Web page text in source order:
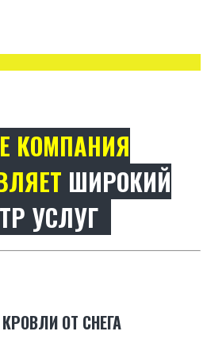
КОМПАНИЯ
ШИРОКИЙ
УСЛУГ
ОТ СНЕГА